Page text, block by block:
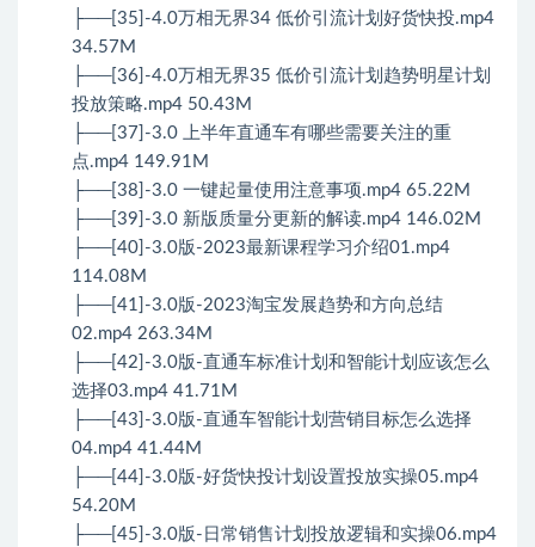
├──[35]-4.0万相无界34 低价引流计划好货快投.mp4
34.57M
├──[36]-4.0万相无界35 低价引流计划趋势明星计划
投放策略.mp4 50.43M
├──[37]-3.0 上半年直通车有哪些需要关注的重
点.mp4 149.91M
├──[38]-3.0 一键起量使用注意事项.mp4 65.22M
├──[39]-3.0 新版质量分更新的解读.mp4 146.02M
├──[40]-3.0版-2023最新课程学习介绍01.mp4
114.08M
├──[41]-3.0版-2023淘宝发展趋势和方向总结
02.mp4 263.34M
├──[42]-3.0版-直通车标准计划和智能计划应该怎么
选择03.mp4 41.71M
├──[43]-3.0版-直通车智能计划营销目标怎么选择
04.mp4 41.44M
├──[44]-3.0版-好货快投计划设置投放实操05.mp4
54.20M
├──[45]-3.0版-日常销售计划投放逻辑和实操06.mp4